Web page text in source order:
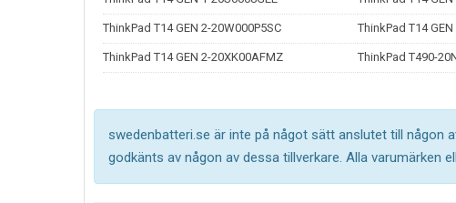
ThinkPad T14 GEN 2-20W000P5SC ThinkPad T14
ThinkPad T14 GEN 2-20XK00AFMZ ThinkPad T490-
swedenbatteri.se är inte på något sätt anslutet till någon
godkänts av någon av dessa tillverkare. Alla